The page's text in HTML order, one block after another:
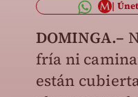
DOMINGA.–
fría ni
están